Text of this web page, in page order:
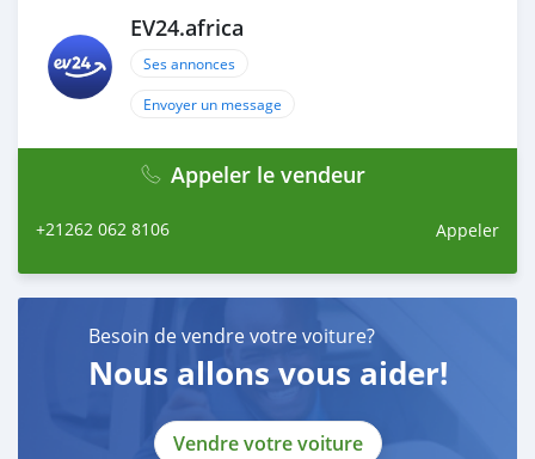
EV24.africa
Ses annonces
Envoyer un message
Appeler le vendeur
+21262 062 8106 Appeler
Besoin de vendre votre voiture?
Nous allons vous aider!
Vendre votre voiture